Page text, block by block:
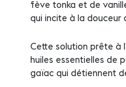
fève tonka et de
qui incite à la douceur
Cette solution prête à
huiles essentielles de
gaïac qui détiennent